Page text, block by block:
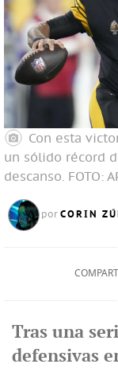
Con esta
un sólido récord
descanso. FOTO:
por CORIN
Tras una
defensivas